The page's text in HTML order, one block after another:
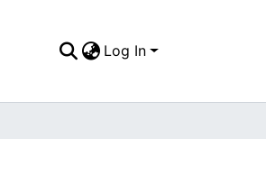
Log In